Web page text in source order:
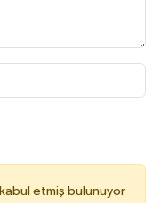
kabul etmiş bulunuyor